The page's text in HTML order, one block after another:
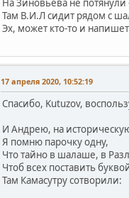
На Зиновьева не потянули
Там В.И.Л сидит рядом с
Эх, может кто-то и
17 апреля 2020, 10:52:19
Спасибо, Kutuzov,
И Андрею, на
Я помню парочку одну,
Что тайно в шалаше, в
Чтоб всех поставить
Там Камасутру сотворили: